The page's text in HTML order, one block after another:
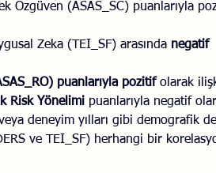
Özgüven (ASAS_SC) puanlarıyla
Zeka (TEI_SF) arasında negatif
puanlarıyla pozitif olarak
Risk Yönelimi puanlarıyla negatif
deneyim yılları gibi demografik
ve TEI_SF) herhangi bir